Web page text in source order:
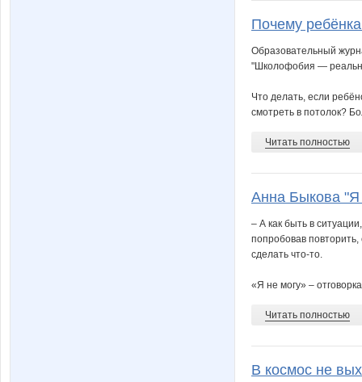
Почему
Образовательный
"Школофобия —
Что делать, если
смотреть в потолок?
Читать полностью
Анна Быкова "Я
– А как быть в
попробовав
сделать что-то.
«Я не могу» –
Читать полностью
В космос не